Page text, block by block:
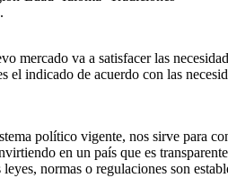
mercado va a satisfacer las
indicado de acuerdo con las
político vigente, nos sirve para
en un país que es
normas o regulaciones son